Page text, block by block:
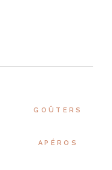
GOÛTERS
APÉROS